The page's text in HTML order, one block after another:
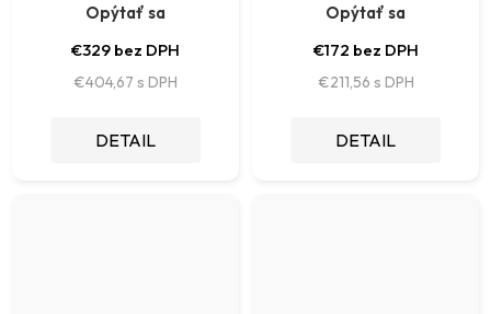
Opýtať sa
€329 bez DPH
€404,67
DETAIL
Opýtať sa
€172 bez DPH
€211,56
DETAIL